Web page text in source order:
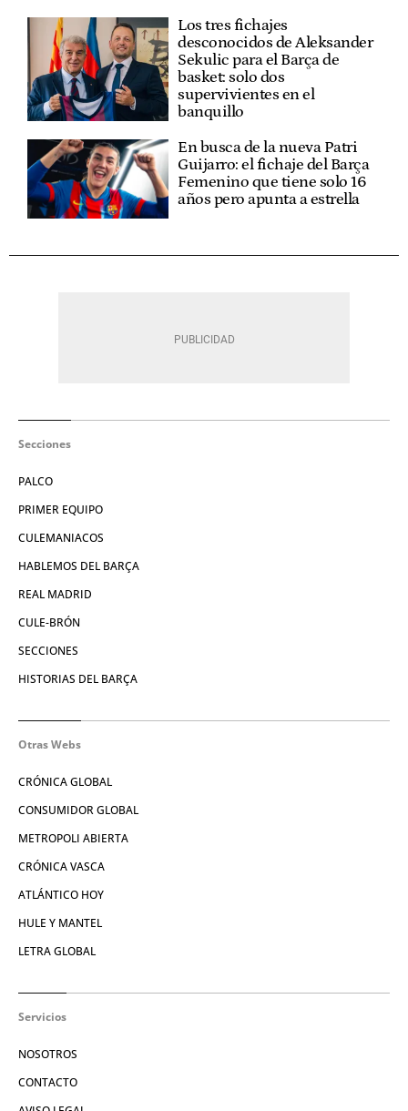
Los tres fichajes
desconocidos de Aleksander
Sekulic para el Barça de
basket: solo dos
supervivientes en el
banquillo
En busca de la nueva Patri
Guijarro: el fichaje del Barça
Femenino que tiene solo 16
años pero apunta a estrella
Secciones
PALCO
PRIMER EQUIPO
CULEMANIACOS
HABLEMOS DEL BARÇA
REAL MADRID
CULE-BRÓN
SECCIONES
HISTORIAS DEL BARÇA
Otras Webs
CRÓNICA GLOBAL
CONSUMIDOR GLOBAL
METROPOLI ABIERTA
CRÓNICA VASCA
ATLÁNTICO HOY
HULE Y MANTEL
LETRA GLOBAL
Servicios
NOSOTROS
CONTACTO